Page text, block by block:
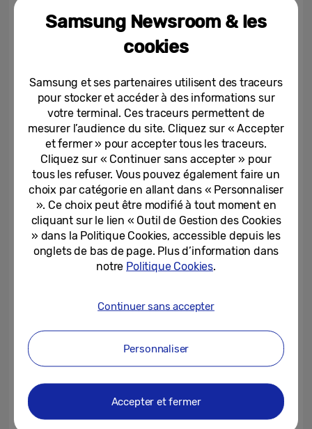
%) ont déclaré qu’ils se rendraient plus
souvent dans un lieu de diffusion local si
visionnage. Plus de 6 supporters sur 10 (62
%) sont fiers que leur lieu de diffusion soit
considéré comme « la » destination locale
pour regarder les matchs en direct.
Il apparaît donc clairement que la plupart
des fans souhaitent vivre une expérience
qui associe qualité d’image et esprit
communautaire. Cette étude intervient
d’ailleurs au moment où Samsung fête 20
Samsung Newsroom & les
cookies
Samsung et ses partenaires utilisent des traceurs
pour stocker et accéder à des informations sur
votre terminal. Ces traceurs permettent de
mesurer l’audience du site. Cliquez sur « Accepter
et fermer » pour accepter tous les traceurs.
Cliquez sur « Continuer sans accepter » pour
tous les refuser. Vous pouvez également faire un
choix par catégorie en allant dans « Personnaliser
». Ce choix peut être modifié à tout moment en
cliquant sur le lien « Outil de Gestion des Cookies
» dans la Politique Cookies, accessible depuis les
onglets de bas de page. Plus d’information dans
notre Politique Cookies.
Continuer sans accepter
Personnaliser
Accepter et fermer